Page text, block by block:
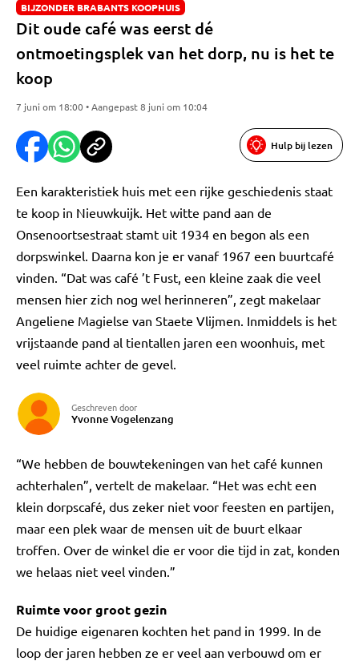
BIJZONDER BRABANTS KOOPHUIS
Dit oude café was eerst dé
ontmoetingsplek van het dorp, nu is het te
koop
7 juni om 18:00 • Aangepast 8 juni om 10:04
Hulp bij lezen
Een karakteristiek huis met een rijke geschiedenis staat
te koop in Nieuwkuijk. Het witte pand aan de
Onsenoortsestraat stamt uit 1934 en begon als een
dorpswinkel. Daarna kon je er vanaf 1967 een buurtcafé
vinden. “Dat was café ’t Fust, een kleine zaak die veel
mensen hier zich nog wel herinneren”, zegt makelaar
Angeliene Magielse van Staete Vlijmen. Inmiddels is het
vrijstaande pand al tientallen jaren een woonhuis, met
veel ruimte achter de gevel.
Geschreven door
Yvonne Vogelenzang
“We hebben de bouwtekeningen van het café kunnen
achterhalen”, vertelt de makelaar. “Het was echt een
klein dorpscafé, dus zeker niet voor feesten en partijen,
maar een plek waar de mensen uit de buurt elkaar
troffen. Over de winkel die er voor die tijd in zat, konden
we helaas niet veel vinden.”
Ruimte voor groot gezin
De huidige eigenaren kochten het pand in 1999. In de
loop der jaren hebben ze er veel aan verbouwd om er